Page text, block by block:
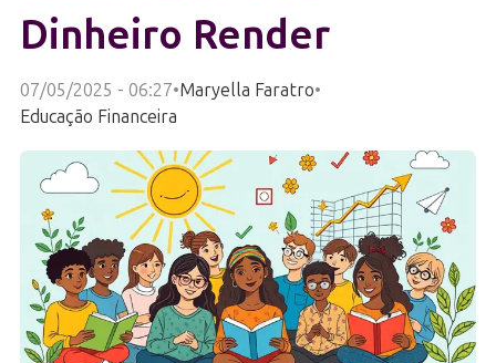
Dinheiro Render
07/05/2025 - 06:27•Maryella Faratro•
Educação Financeira